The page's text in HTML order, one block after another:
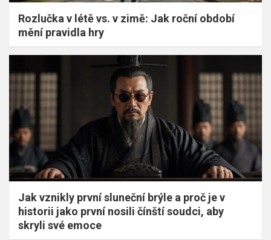
Rozlučka v létě vs. v zimě: Jak roční období
mění pravidla hry
Jak vznikly první sluneční brýle a proč je v
historii jako první nosili čínští soudci, aby
skryli své emoce